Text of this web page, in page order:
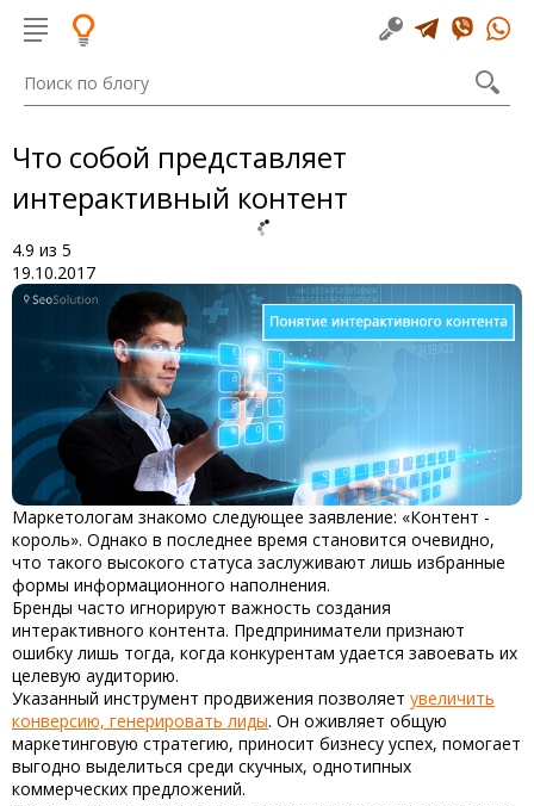
Что собой представляет
интерактивный контент
4.9 из 5
19.10.2017
Маркетологам знакомо следующее заявление: «Контент -
король». Однако в последнее время становится очевидно,
что такого высокого статуса заслуживают лишь избранные
формы информационного наполнения.
Бренды часто игнорируют важность создания
интерактивного контента. Предприниматели признают
ошибку лишь тогда, когда конкурентам удается завоевать их
целевую аудиторию.
Указанный инструмент продвижения позволяет увеличить
конверсию, генерировать лиды. Он оживляет общую
маркетинговую стратегию, приносит бизнесу успех, помогает
выгодно выделиться среди скучных, однотипных
коммерческих предложений.